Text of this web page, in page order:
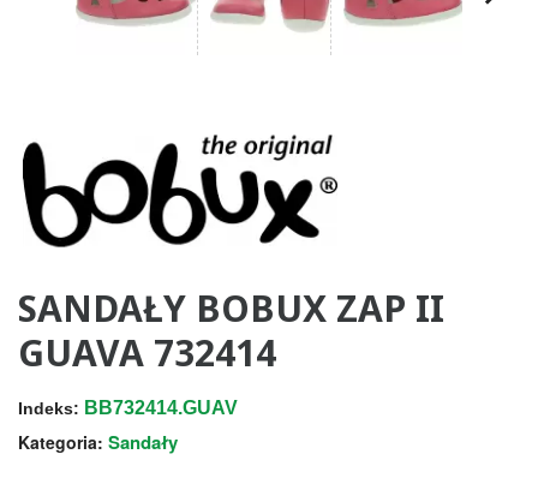
SANDAŁY BOBUX ZAP II
GUAVA 732414
Indeks: BB732414.GUAV
Kategoria: Sandały